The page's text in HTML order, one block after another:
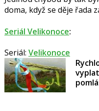
doma, když se děje řada
Seriál Velikonoce:
Seriál: Velikonoce